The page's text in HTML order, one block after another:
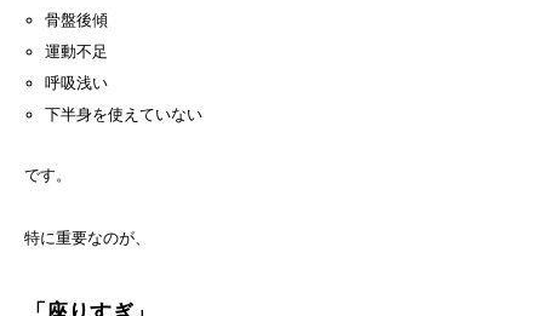
骨盤後傾
運動不足
呼吸浅い
下半身を使えていない
です。
特に重要なのが、